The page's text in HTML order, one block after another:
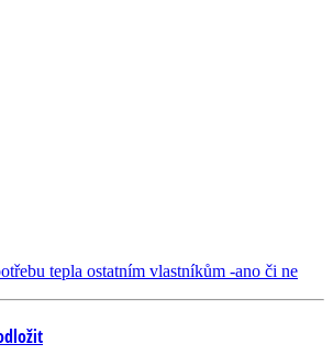
tepla ostatním vlastníkům -ano či ne